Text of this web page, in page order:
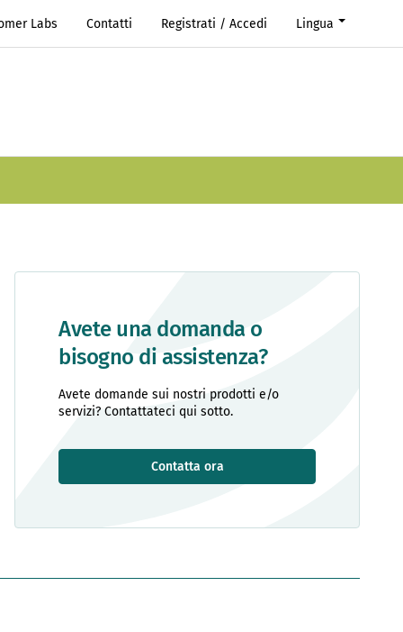
Labs Contatti Registrati / Accedi Lingua
Avete una domanda o
bisogno di assistenza?
Avete domande sui nostri prodotti e/o
servizi? Contattateci qui sotto.
Contatta ora